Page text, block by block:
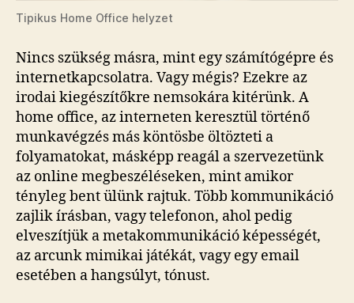
Tipikus Home Office helyzet
Nincs szükség másra, mint egy számítógépre és
internetkapcsolatra. Vagy mégis? Ezekre az
irodai kiegészítőkre nemsokára kitérünk. A
home office, az interneten keresztül történő
munkavégzés más köntösbe öltözteti a
folyamatokat, másképp reagál a szervezetünk
az online megbeszéléseken, mint amikor
tényleg bent ülünk rajtuk. Több kommunikáció
zajlik írásban, vagy telefonon, ahol pedig
elveszítjük a metakommunikáció képességét,
az arcunk mimikai játékát, vagy egy email
esetében a hangsúlyt, tónust.